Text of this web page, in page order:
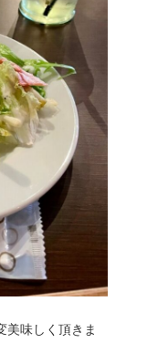
美味しく頂きま